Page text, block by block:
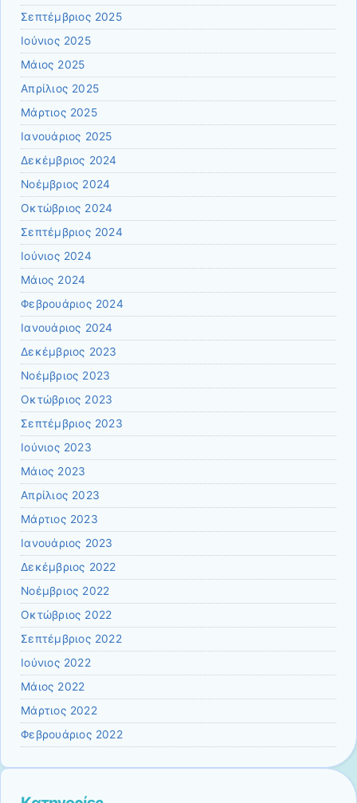
Σεπτέμβριος 2025
Ιούνιος 2025
Μάιος 2025
Απρίλιος 2025
Μάρτιος 2025
Ιανουάριος 2025
Δεκέμβριος 2024
Νοέμβριος 2024
Οκτώβριος 2024
Σεπτέμβριος 2024
Ιούνιος 2024
Μάιος 2024
Φεβρουάριος 2024
Ιανουάριος 2024
Δεκέμβριος 2023
Νοέμβριος 2023
Οκτώβριος 2023
Σεπτέμβριος 2023
Ιούνιος 2023
Μάιος 2023
Απρίλιος 2023
Μάρτιος 2023
Ιανουάριος 2023
Δεκέμβριος 2022
Νοέμβριος 2022
Οκτώβριος 2022
Σεπτέμβριος 2022
Ιούνιος 2022
Μάιος 2022
Μάρτιος 2022
Φεβρουάριος 2022